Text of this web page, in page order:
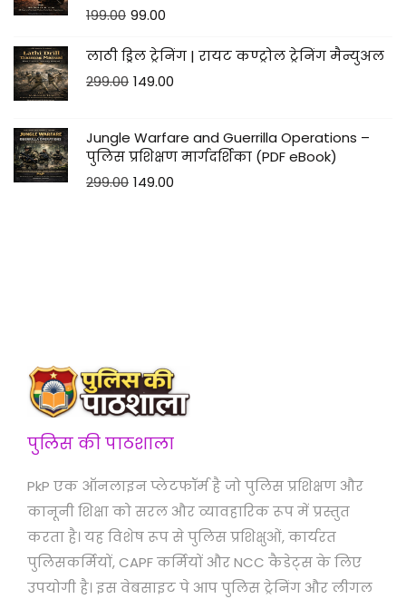
199.00 99.00
लाठी ड्रिल ट्रेनिंग | रायट कण्ट्रोल ट्रेनिंग मैन्युअल
299.00 149.00
Jungle Warfare and Guerrilla Operations –
पुलिस प्रशिक्षण मार्गदर्शिका (PDF eBook)
299.00 149.00
पुलिस की पाठशाला
PkP एक ऑनलाइन प्लेटफॉर्म है जो पुलिस प्रशिक्षण और
कानूनी शिक्षा को सरल और व्यावहारिक रूप में प्रस्तुत
करता है। यह विशेष रूप से पुलिस प्रशिक्षुओं, कार्यरत
पुलिसकर्मियों, CAPF कर्मियों और NCC कैडेट्स के लिए
उपयोगी है। इस वेबसाइट पे आप पुलिस ट्रेनिंग और लीगल